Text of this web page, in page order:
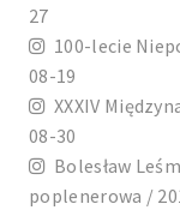
27
100-lecie
08-19
XXXIV
08-30
Bolesław
poplenerowa /